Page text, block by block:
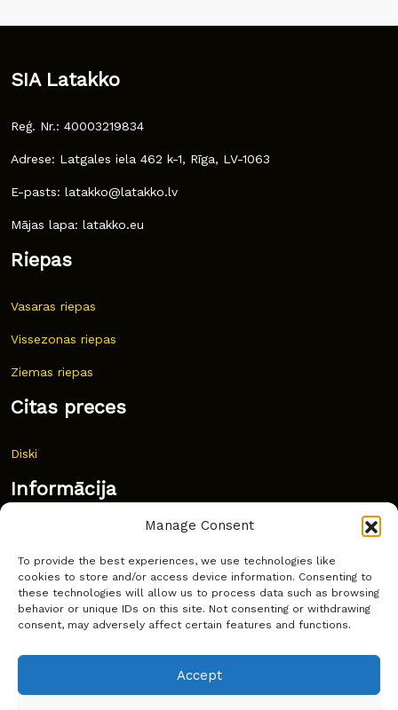
Manage Consent
To provide the best experiences, we use technologies like
cookies to store and/or access device information. Consenting to
these technologies will allow us to process data such as browsing
behavior or unique IDs on this site. Not consenting or withdrawing
consent, may adversely affect certain features and functions.
Accept
SIA Latakko
Reģ. Nr.: 40003219834
Adrese: Latgales iela 462 k-1, Rīga, LV-1063
E-pasts: latakko@latakko.lv
Mājas lapa: latakko.eu
Riepas
Vasaras riepas
Vissezonas riepas
Ziemas riepas
Citas preces
Diski
Informācija
Bieži uzdoti jautājumi
Kur pirkt?
Sīkdatņu politika